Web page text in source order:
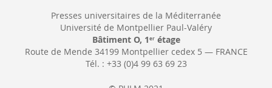
Presses universitaires de la Méditerranée
Université de Montpellier Paul-Valéry
Bâtiment O, 1 erétage
Route de Mende 34199 Montpellier cedex 5 — FRANCE
Tél. : +33 (0)4 99 63 69 23